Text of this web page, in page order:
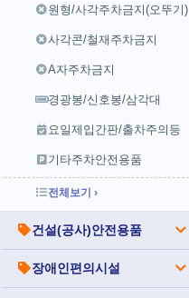
원형/사각주차금지(오뚜기)
사각콘/철재주차금지
A자주차금지
경광봉/신호봉/삼각대
요일제입간판/출차주의등
기타주차안전용품
전체보기 ›
건설(공사)안전용품
장애인편의시설